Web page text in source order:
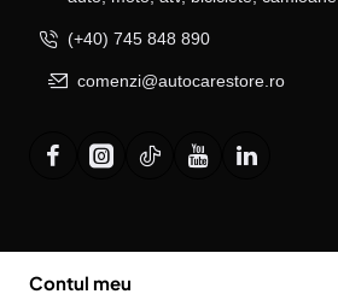
(+40) 745 848 890
comenzi@autocarestore.ro
Contul meu